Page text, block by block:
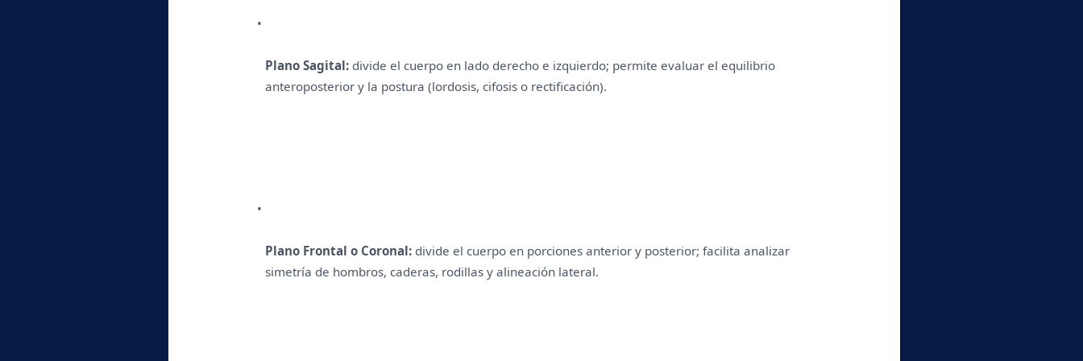
Plano Sagital: divide el cuerpo en lado derecho e izquierdo; permite evaluar el equilibrio
anteroposterior y la postura (lordosis, cifosis o rectificación).
Plano Frontal o Coronal: divide el cuerpo en porciones anterior y posterior; facilita analizar
simetría de hombros, caderas, rodillas y alineación lateral.